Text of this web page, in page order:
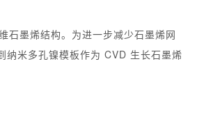
石墨烯结构。为进一步减少石墨烯网
纳米多孔镍模板作为 CVD 生长石墨烯